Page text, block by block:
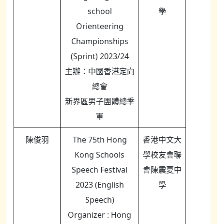
school
Orienteering
Championships
(Sprint) 2023/24
主辦：中國香港定向
總會
新界區男子團體總季
軍
學
陳俊羽
The 75th Hong
Kong Schools
Speech Festival
2023 (English
Speech)
Organizer : Hong
香港中文大
學校友會聯
會陳震夏中
學